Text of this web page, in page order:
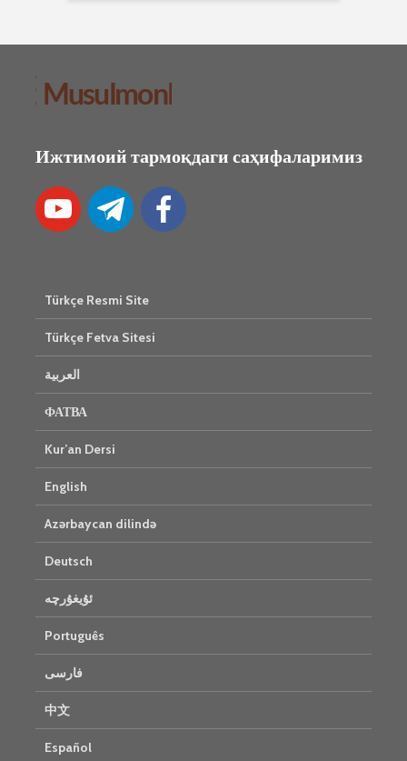
Ижтимоий тармоқдаги саҳифаларимиз
Türkçe Resmi Site
Türkçe Fetva Sitesi
العربية
ФАТВА
Kur’an Dersi
English
Azərbaycan dilində
Deutsch
ئۇيغۇرچە
Português
فارسی
中文
Español